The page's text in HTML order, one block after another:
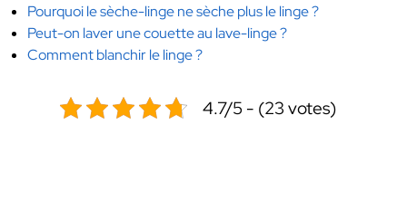
Pourquoi le sèche-linge ne sèche plus le linge ?
Peut-on laver une couette au lave-linge ?
Comment blanchir le linge ?
4.7/5 - (23 votes)